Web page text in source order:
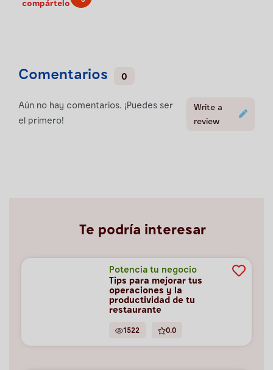
compártelo
Comentarios 0
Aún no hay comentarios. ¡Puedes ser
el primero!
Write a
review
Te podría interesar
Potencia tu negocio
Tips para mejorar tus
operaciones y la
productividad de tu
restaurante
1522 0.0